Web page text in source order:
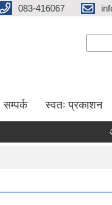
083-416067
सम्पर्क स्वतः प्रकाशन